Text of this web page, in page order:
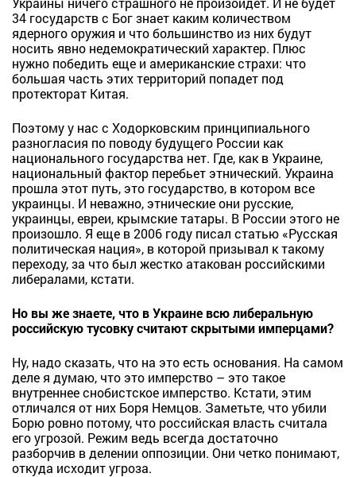
34 государств с Бог знает каким количеством
ядерного оружия и что большинство из них будут
носить явно недемократический характер. Плюс
нужно победить еще и американские страхи: что
большая часть этих территорий попадет под
протекторат Китая.
Поэтому у нас с Ходорковским принципиального
разногласия по поводу будущего России как
национального государства нет. Где, как в Украине,
национальный фактор перебьет этнический. Украина
прошла этот путь, это государство, в котором все
украинцы. И неважно, этнические они русские,
украинцы, евреи, крымские татары. В России этого не
произошло. Я еще в 2006 году писал статью «Русская
политическая нация», в которой призывал к такому
переходу, за что был жестко атакован российскими
либералами, кстати.
Но вы же знаете, что в Украине всю либеральную
российскую тусовку считают скрытыми имперцами?
Ну, надо сказать, что на это есть основания. На самом
деле я думаю, что это имперство – это такое
внутреннее снобистское имперство. Кстати, этим
отличался от них Боря Немцов. Заметьте, что убили
Борю ровно потому, что российская власть считала
его угрозой. Режим ведь всегда достаточно
разборчив в делении оппозиции. Они четко понимают,
откуда исходит угроза.